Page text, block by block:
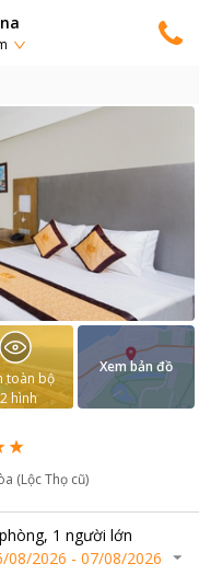
(Lộc Thọ cũ)
phòng, 1 người lớn
08/2026 - 07/08/2026
toàn bộ
hình
Xem bản đồ